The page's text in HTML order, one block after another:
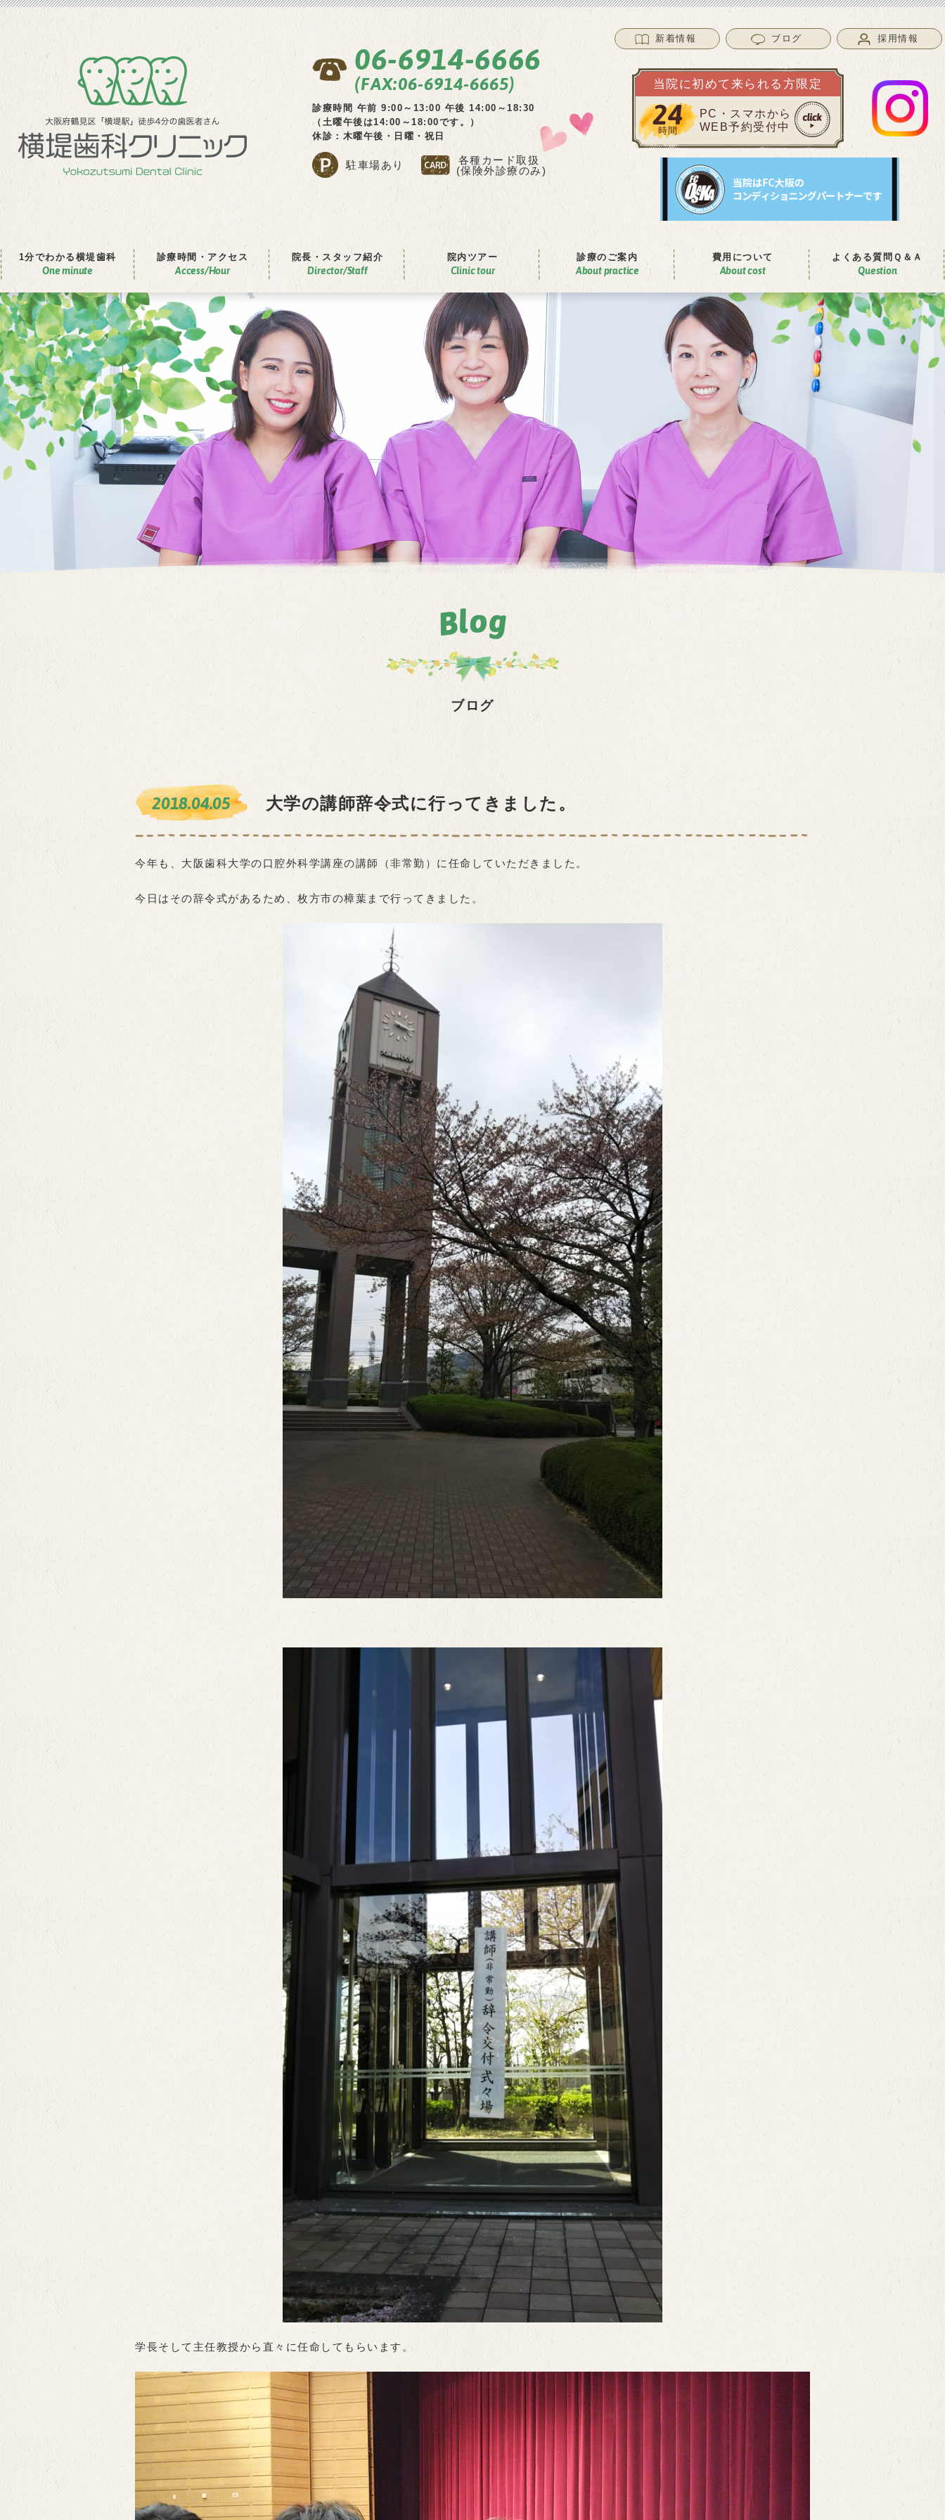
06-6914-6666
(FAX:06-6914-6665)
診療時間 午前 9:00～13:00 午後 14:00～18:30
（土曜午後は14:00～18:00です。）
休診：木曜午後・日曜・祝日
駐車場あり
各種カード取扱
(保険外診療のみ)
新着情報 ブログ 採用情報
当院に初めて来られる方限定
24
時間
PC・スマホから
WEB予約受付中
1分でわかる 横堤⻭科
One minute
診療時間 ・ アクセス
Access/Hour
院⻑ ・ スタッフ紹介
Director/Staff
院内ツアー
Clinic tour
診療のご案内
About practice
費⽤について
About cost
よくある質問 Ｑ＆Ａ
Question
ブログ
2018.04.05 大学の講師辞令式に行ってきました。
今年も、大阪歯科大学の口腔外科学講座の講師（非常勤）に任命していただきました。
今日はその辞令式があるため、枚方市の樟葉まで行ってきました。
学長そして主任教授から直々に任命してもらいます。